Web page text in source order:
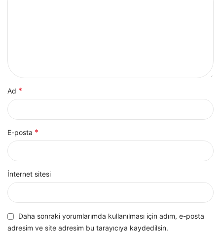
Ad *
E-posta *
İnternet sitesi
Daha sonraki yorumlarımda kullanılması için adım, e-posta
adresim ve site adresim bu tarayıcıya kaydedilsin.